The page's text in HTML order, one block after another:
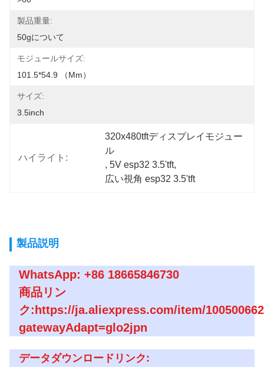
製品重量:
50gについて
モジュールサイズ:
101.5*54.9 （mm）
サイズ:
3.5inch
ハイライト:
320x480tftディスプレイモジュー
ル
, 5V esp32 3.5'tft,
広い視角 esp32 3.5'tft
製品説明
WhatsApp: +86 18665846730
商品リン
ク:https://ja.aliexpress.com/item/
gatewayAdapt=glo2jpn
データダウンロードリンク: